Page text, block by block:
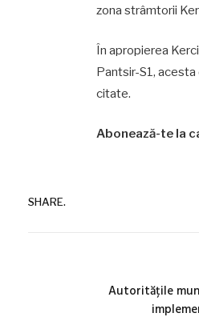
zona strâmtorii
În apropierea
Pantsir-S1,
citate.
Abonează-te la
SHARE.
Autoritățile